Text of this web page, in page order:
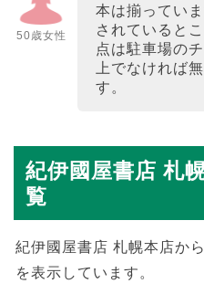
50歳女性
本は揃ってい
されていると
点は駐車場の
上でなければ
す。
紀伊國屋書店 札
覧
紀伊國屋書店 札幌本店か
を表示しています。